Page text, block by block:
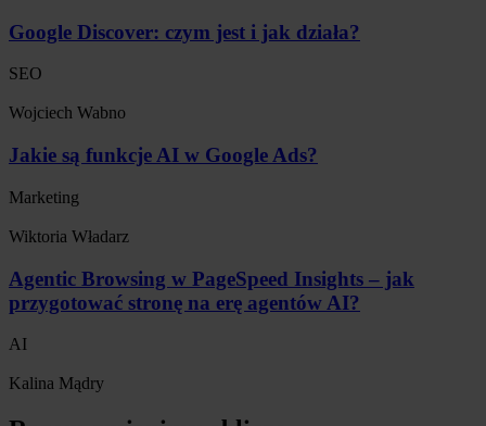
Google Discover: czym jest i jak działa?
SEO
Wojciech Wabno
Jakie są funkcje AI w Google Ads?
Marketing
Wiktoria Władarz
Agentic Browsing w PageSpeed Insights – jak
przygotować stronę na erę agentów AI?
AI
Kalina Mądry